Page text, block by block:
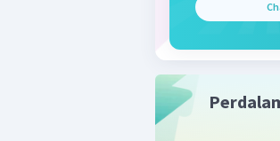
pendek.